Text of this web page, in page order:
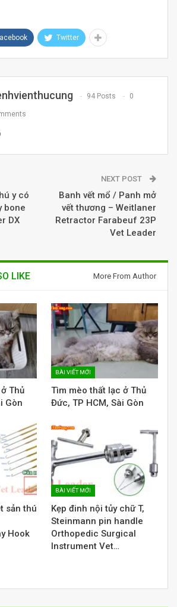
Twitter
94 Posts 0
y có
bone
DX
NEXT POST
Banh vết mổ / Panh mở
vết thương – Weitlaner
Retractor Farabeuf 23P
Vet Leader
LIKE More From Author
Thủ
Gòn
BÀI VIẾT MỚI
Tìm mèo thất lạc ở Thủ
Đức, TP HCM, Sài Gòn
sản thú
Hook
BÀI VIẾT MỚI
Kẹp đinh nội tủy chữ T,
Steinmann pin handle
Orthopedic Surgical
Instrument Vet…